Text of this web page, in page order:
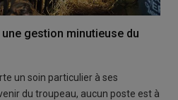
gestion minutieuse du
un soin particulier à ses
du troupeau, aucun poste est à